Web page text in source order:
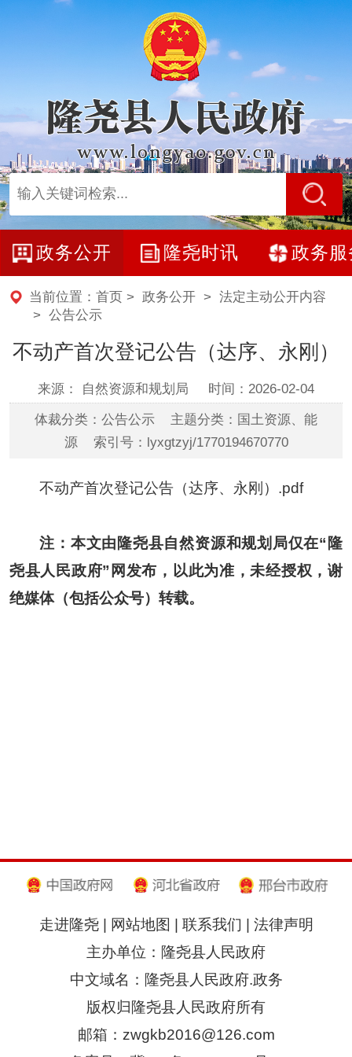
政务公开 隆尧时讯 政务服
当前位置： 首页 > 政务公开> 法定主动公开内容
> 公告公示
不动产首次登记公告（达序、永刚）
来源： 自然资源和规划局 时间：2026-02-04
体裁分类：公告公示 主题分类：国土资源、能
源 索引号：lyxgtzyj/1770194670770
不动产首次登记公告（达序、永刚）.pdf
注：本文由隆尧县自然资源和规划局仅在“隆
尧县人民政府”网发布，以此为准，未经授权，谢
绝媒体（包括公众号）转载。
走进隆尧| 网站地图 联系我们
法律声明
主办单位：隆尧县人民政府
中文域名：隆尧县人民政府.政务
版权归隆尧县人民政府所有
邮箱：zwgkb2016@126.com